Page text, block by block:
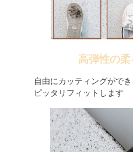
高弾性の
自由にカッティングがで
ピッタリフィットします